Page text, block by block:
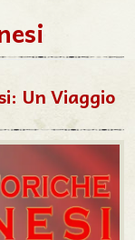
Un Viaggio